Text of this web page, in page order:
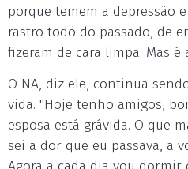
porque temem a depressão
rastro todo do passado, de
fizeram de cara limpa. Mas é
O NA, diz ele, continua
vida. "Hoje tenho amigos,
esposa está grávida. O que
sei a dor que eu passava, a